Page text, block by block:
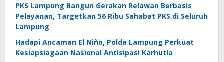
PKS Lampung Bangun Gerakan Relawan Berbasis
Pelayanan, Targetkan 56 Ribu Sahabat PKS di Seluruh
Lampung
Hadapi Ancaman El Niño, Polda Lampung Perkuat
Kesiapsiagaan Nasional Antisipasi Karhutla